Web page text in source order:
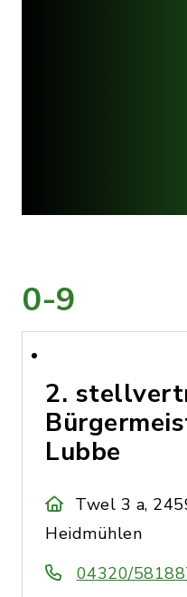
0-9
2.
Lubbe
Twel 3 a,
Heidmühlen
04320/